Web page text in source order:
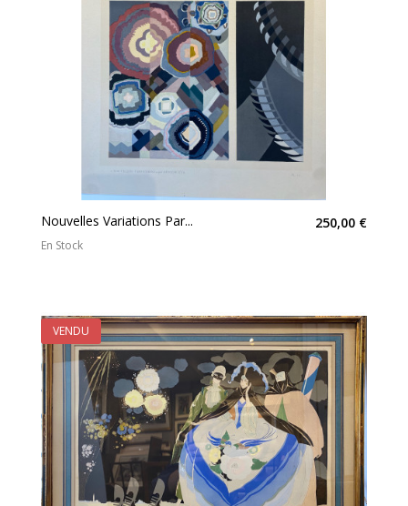
Nouvelles Variations Par... 250,00 €
En Stock
VENDU